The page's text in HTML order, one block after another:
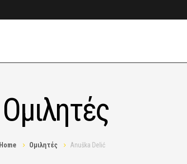
Ομιλητές
Home Ομιλητές Anuška Delić